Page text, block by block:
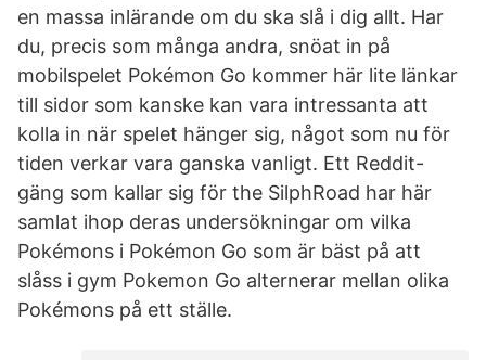
en massa inlärande om du ska slå i dig allt. Har
du, precis som många andra, snöat in på
mobilspelet Pokémon Go kommer här lite länkar
till sidor som kanske kan vara intressanta att
kolla in när spelet hänger sig, något som nu för
tiden verkar vara ganska vanligt. Ett Reddit-
gäng som kallar sig för the SilphRoad har här
samlat ihop deras undersökningar om vilka
Pokémons i Pokémon Go som är bäst på att
slåss i gym Pokemon Go alternerar mellan olika
Pokémons på ett ställe.